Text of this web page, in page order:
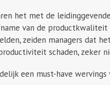
het met de
van de
zeiden managers dat
schaden, zeker
een must-have wervings